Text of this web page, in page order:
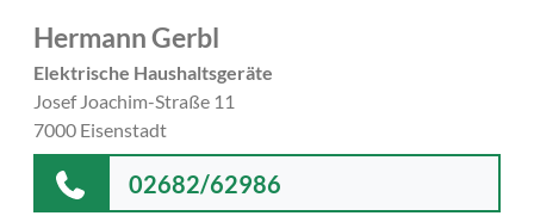
Hermann Gerbl
Elektrische Haushaltsgeräte
Josef Joachim-Straße 11
7000 Eisenstadt
02682/62986